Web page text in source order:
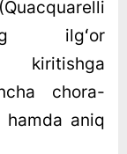
ilgʻor
kiritishga
chora-
hamda aniq